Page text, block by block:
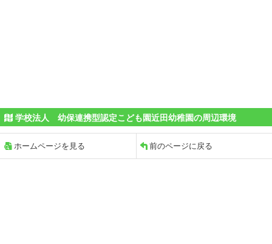
学校法人 幼保連携型認定こども園近田幼稚園の周辺環境
ホームページを見る 前のページに戻る